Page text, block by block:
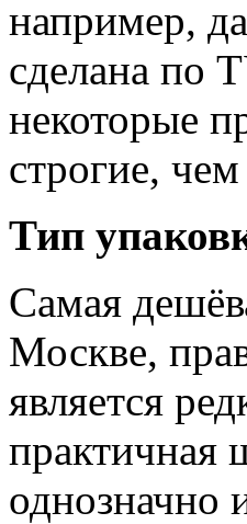
например,
сделана по
некоторые
строгие,
Тип
Самая
Москве,
является
практичная
однозначно